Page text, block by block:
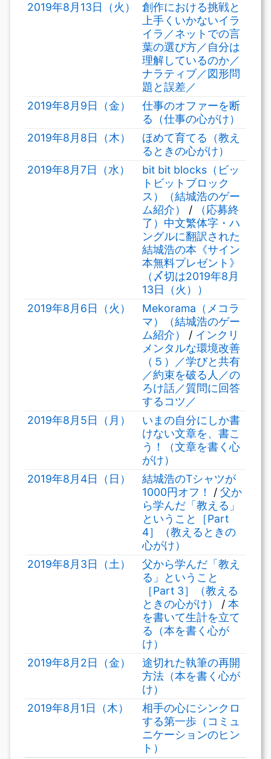
2019年8月13日（火）
創作における挑戦と
上手くいかないイラ
イラ／ネットでの言
葉の選び方／自分は
理解しているのか／
ナラティブ／図形問
題と誤差／
2019年8月9日（金）
仕事のオファーを断
る（仕事の心がけ）
2019年8月8日（木）
ほめて育てる（教え
るときの心がけ）
2019年8月7日（水）
bit bit blocks（ビッ
トビットブロック
ス）（結城浩のゲー
ム紹介）
/
（応募終
了）中文繁体字・ハ
ングルに翻訳された
結城浩の本《サイン
本無料プレゼント》
（〆切は2019年8月
13日（火））
2019年8月6日（火）
Mekorama（メコラ
マ）（結城浩のゲー
ム紹介）
/ インクリ
メンタルな環境改善
（５）／学びと共有
／約束を破る人／の
ろけ話／質問に回答
するコツ／
2019年8月5日（月）
いまの自分にしか書
けない文章を、書こ
う！（文章を書く心
がけ）
2019年8月4日（日）
結城浩のTシャツが
1000円オフ！
/ 父か
ら学んだ「教える」
ということ［Part
4］（教えるときの
心がけ）
2019年8月3日（土）
父から学んだ「教え
る」ということ
［Part 3］（教える
ときの心がけ）
/ 本
を書いて生計を立て
る（本を書く心が
け）
2019年8月2日（金）
途切れた執筆の再開
方法（本を書く心が
け）
2019年8月1日（木）
相手の心にシンクロ
する第一歩（コミュ
ニケーションのヒン
ト）